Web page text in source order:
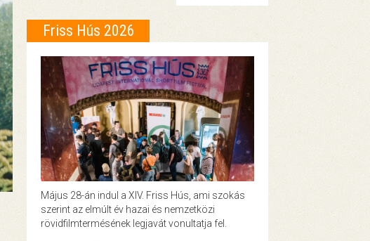
Friss Hús 2026
Május 28-án indul a XIV. Friss Hús, ami szokás
szerint az elmúlt év hazai és nemzetközi
rövidfilmtermésének legjavát vonultatja fel.